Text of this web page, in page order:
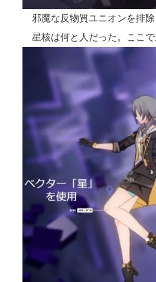
邪魔な反物質ユニオンを排除
星核は何と人だった。ここで